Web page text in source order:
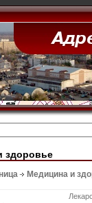
здоровье
Медицина и